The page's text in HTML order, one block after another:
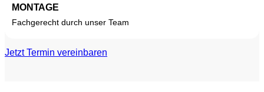
MONTAGE
Fachgerecht durch unser Team
Jetzt Termin vereinbaren